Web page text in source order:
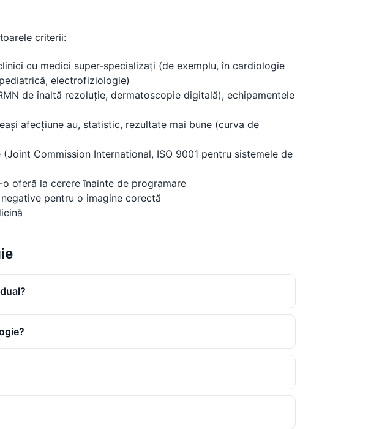
criterii:
cu medici super-specializați (de exemplu, în cardiologie
electrofiziologie)
de înaltă rezoluție, dermatoscopie digitală), echipamentele
afecțiune au, statistic, rezultate mai bune (curva de
Commission International, ISO 9001 pentru sistemele de
oferă la cerere înainte de programare
pentru o imagine corectă